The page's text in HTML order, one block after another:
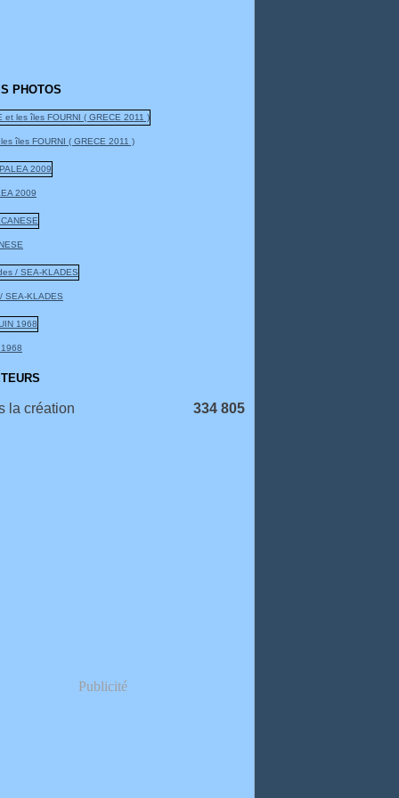
PHOTOS
îles FOURNI ( GRECE 2011 )
2009
SEA-KLADES
la création 334 805
Publicité